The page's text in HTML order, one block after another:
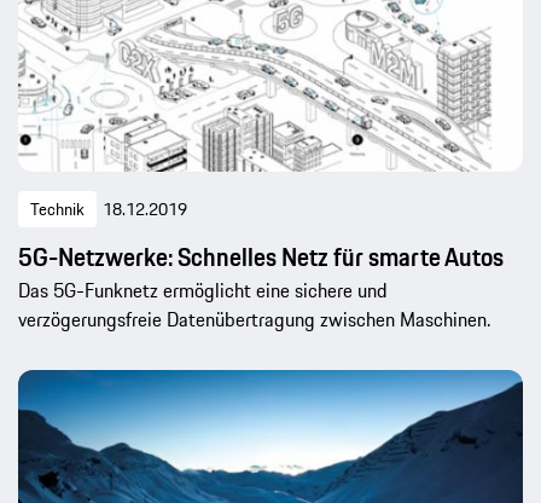
Technik 18.12.2019
5G-Netzwerke: Schnelles Netz für smarte Autos
Das 5G-Funknetz ermöglicht eine sichere und
verzögerungsfreie Datenübertragung zwischen Maschinen.